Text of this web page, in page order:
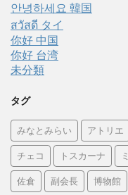
안녕하세요 韓国
สวัสดี タイ
你好 中国
你好 台湾
未分類
タグ
みなとみらい アトリエ
チェコ トスカーナ
佐倉 副会長 博物館